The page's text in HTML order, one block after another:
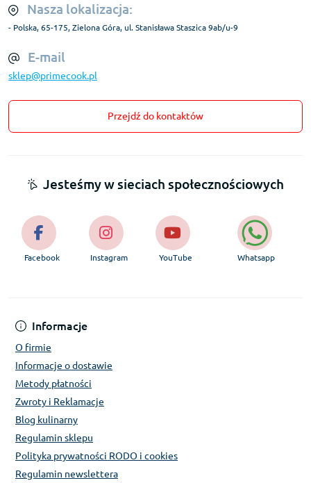
Nasza lokalizacja:
- Polska, 65-175, Zielona Góra, ul. Stanisława Staszica 9ab/u-9
E-mail
sklep@primecook.pl
Przejdź do kontaktów
Informacje
O firmie
Informacje o dostawie
Metody płatności
Zwroty i Reklamacje
Blog kulinarny
Regulamin sklepu
Polityka prywatności RODO i cookies
Regulamin newslettera
Jesteśmy w sieciach społecznościowych
Facebook Instagram YouTube Whatsapp